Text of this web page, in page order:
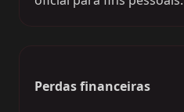
Perdas financeiras